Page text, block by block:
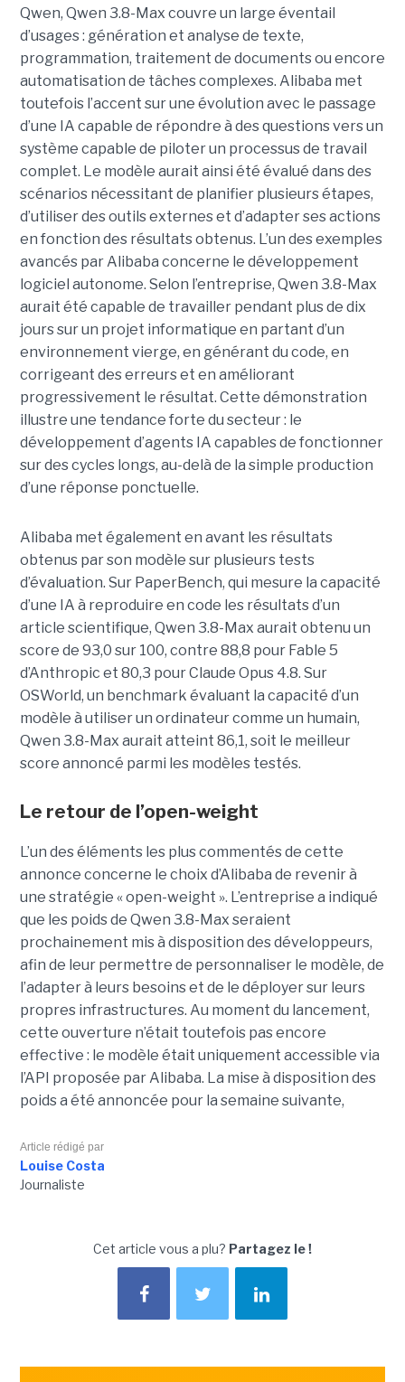
Qwen, Qwen 3.8-Max couvre un large éventail
d’usages : génération et analyse de texte,
programmation, traitement de documents ou encore
automatisation de tâches complexes. Alibaba met
toutefois l’accent sur une évolution avec le passage
d’une IA capable de répondre à des questions vers un
système capable de piloter un processus de travail
complet. Le modèle aurait ainsi été évalué dans des
scénarios nécessitant de planifier plusieurs étapes,
d’utiliser des outils externes et d’adapter ses actions
en fonction des résultats obtenus. L’un des exemples
avancés par Alibaba concerne le développement
logiciel autonome. Selon l’entreprise, Qwen 3.8-Max
aurait été capable de travailler pendant plus de dix
jours sur un projet informatique en partant d’un
environnement vierge, en générant du code, en
corrigeant des erreurs et en améliorant
progressivement le résultat. Cette démonstration
illustre une tendance forte du secteur : le
développement d’agents IA capables de fonctionner
sur des cycles longs, au-delà de la simple production
d’une réponse ponctuelle.
Alibaba met également en avant les résultats
obtenus par son modèle sur plusieurs tests
d’évaluation. Sur PaperBench, qui mesure la capacité
d’une IA à reproduire en code les résultats d’un
article scientifique, Qwen 3.8-Max aurait obtenu un
score de 93,0 sur 100, contre 88,8 pour Fable 5
d’Anthropic et 80,3 pour Claude Opus 4.8. Sur
OSWorld, un benchmark évaluant la capacité d’un
modèle à utiliser un ordinateur comme un humain,
Qwen 3.8-Max aurait atteint 86,1, soit le meilleur
score annoncé parmi les modèles testés.
Le retour de l’open-weight
L’un des éléments les plus commentés de cette
annonce concerne le choix d’Alibaba de revenir à
une stratégie « open-weight ». L’entreprise a indiqué
que les poids de Qwen 3.8-Max seraient
prochainement mis à disposition des développeurs,
afin de leur permettre de personnaliser le modèle, de
l’adapter à leurs besoins et de le déployer sur leurs
propres infrastructures. Au moment du lancement,
cette ouverture n’était toutefois pas encore
effective : le modèle était uniquement accessible via
l’API proposée par Alibaba. La mise à disposition des
poids a été annoncée pour la semaine suivante,
Article rédigé par
Louise Costa
Journaliste
Cet article vous a plu? Partagez le !